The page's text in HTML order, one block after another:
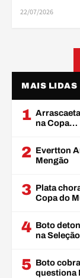
22/07/2026
MAIS LIDAS
1 na Copa…
2 Evertton
Mengão
3 Plata
Copa do
4 Boto
na Seleção
5 Boto
questiona